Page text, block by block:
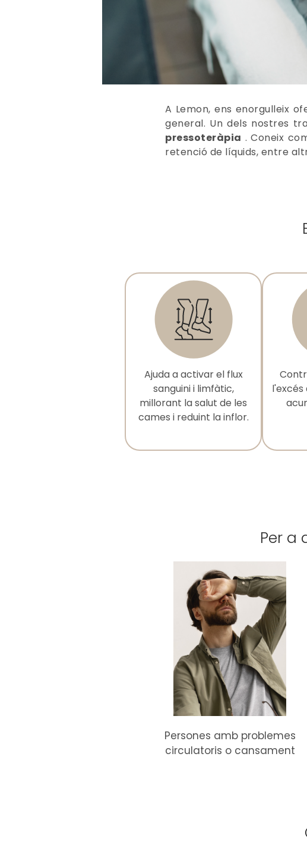
A Lemon, ens enorgulleix
general. Un dels nostres
pressoteràpia . Coneix
retenció de líquids, entre
Ajuda a activar el flux
sanguini i limfàtic,
millorant la salut de les
cames i reduint la inflor.
l'excés
Per a
Persones amb problemes
circulatoris o cansament